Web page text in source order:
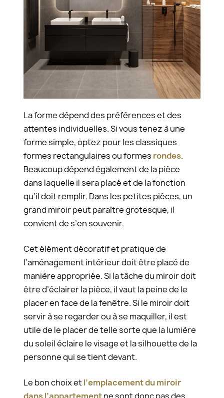
La forme dépend des préférences et des
attentes individuelles. Si vous tenez à une
forme simple, optez pour les classiques
formes rectangulaires ou formes rondes.
Beaucoup dépend également de la pièce
dans laquelle il sera placé et de la fonction
qu’il doit remplir. Dans les petites pièces, un
grand miroir peut paraître grotesque, il
convient de s’en souvenir.
Cet élément décoratif et pratique de
l’aménagement intérieur doit être placé de
manière appropriée. Si la tâche du miroir doit
être d’éclairer la pièce, il vaut la peine de le
placer en face de la fenêtre. Si le miroir doit
servir à se regarder ou à se maquiller, il est
utile de le placer de telle sorte que la lumière
du soleil éclaire le visage et la silhouette de la
personne qui se tient devant.
Le bon choix et l’emplacement du miroir